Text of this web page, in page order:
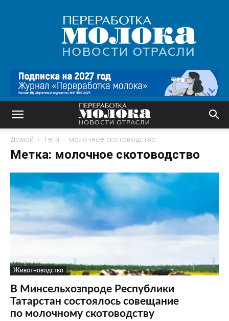
Переработка
молока
|
Новости
Домой Теги молочное скотоводство
Метка: молочное скотоводство
Животноводство
В Минсельхозпроде Республики
Татарстан состоялось совещание
по молочному скотоводству